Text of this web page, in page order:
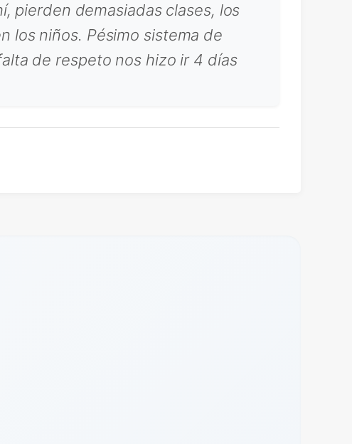
pierden demasiadas clases, los
los niños. Pésimo sistema de
de respeto nos hizo ir 4 días